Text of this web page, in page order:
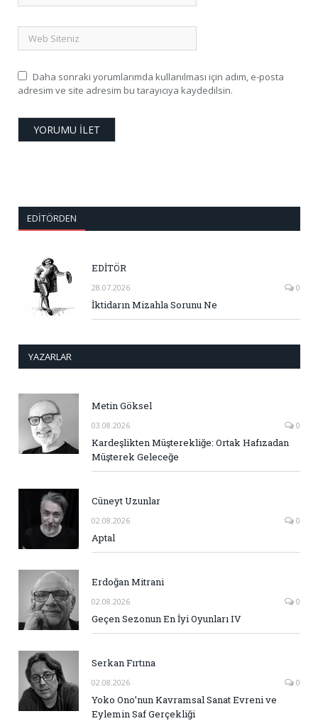
Daha sonraki yorumlarımda kullanılması için adım, e-posta
adresim ve site adresim bu tarayıcıya kaydedilsin.
EDITÖRDEN
EDİTÖR
28.07.2026 0
İktidarın Mizahla Sorunu Ne
YAZARLAR
Metin Göksel
03.08.2026 0
Kardeşlikten Müşterekliğe: Ortak Hafızadan
Müşterek Geleceğe
Cüneyt Uzunlar
02.08.2026 0
Aptal
Erdoğan Mitrani
02.08.2026 0
Geçen Sezonun En İyi Oyunları IV
Serkan Fırtına
02.08.2026 0
Yoko Ono’nun Kavramsal Sanat Evreni ve
Eylemin Saf Gerçekliği